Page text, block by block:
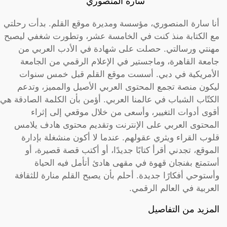
أنا سارة المنصوري، مؤسسة ومديرة موقع القلم. بدأت رحلتي
مع الكتابة منذ كنت في الخامسة عشر، وتطورت شغفي ليصبح
مهنتي ورسالتي. حصلت على شهادة في الأدب العربي من
جامعة القاهرة، وماجستير في الإعلام الرقمي من الجامعة
الأمريكية في دبي. أسست موقع القلم قبل خمس سنوات
ليكون منصة تجمع المحتوى العربي الأصيل والمميز، وتدعم
الكتّاب الشباب في عالمنا العربي. أؤمن بأن الكلمة الصادقة هي
أقوى أدوات التغيير، وأسعى من خلال موقعي إلى إثراء
المحتوى العربي على الإنترنت وتقديم محتوى هادف يلامس
قلوب القراء ويثري عقولهم. عندما لا أكون منشغلة بإدارة
الموقع، تجدني أقرأ كتابًا جديدًا، أو أكتب قصة قصيرة، أو
أستمتع بفنجان قهوة في مقهى هادئ أتأمل فيه الحياة
وأستوحي أفكارًا جديدة. أحلم بأن يصبح القلم منارة للثقافة
العربية في العالم الرقمي.
المزيد من التفاصيل